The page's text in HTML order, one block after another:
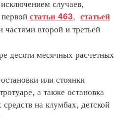
случаев,
статьи 463, статьей
частями второй и третьей
десяти месячных расчетных
или стоянки
а также остановка
на клумбах, детской